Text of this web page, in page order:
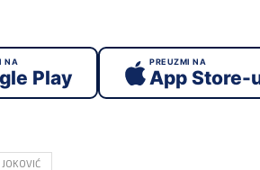
NA
Play
PREUZMI NA
App Store-